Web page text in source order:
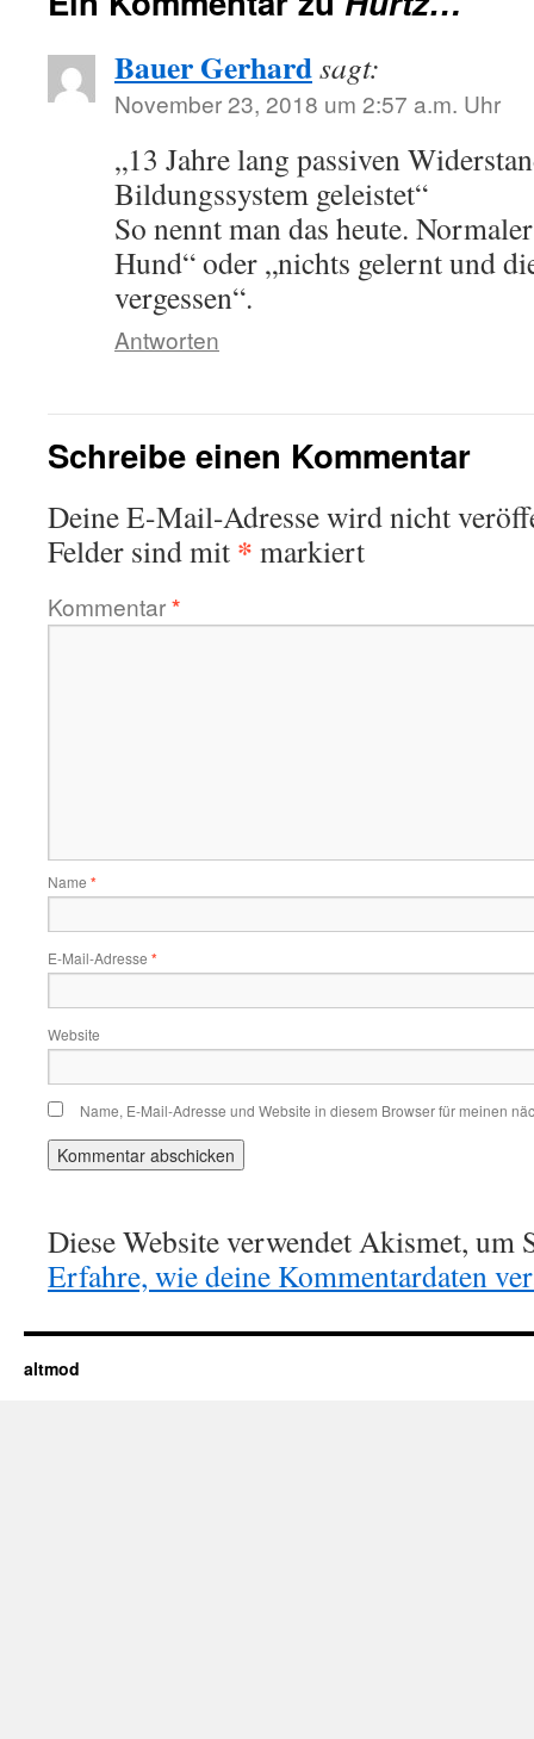
Bauer Gerhardsagt:
November 23, 2018 um 2:57 a.m. Uhr
„13 Jahre lang passiven
Bildungssystem geleistet“
So nennt man das heute.
Hund“ oder „nichts gelernt und
vergessen“.
Antworten
Schreibe einen Kommentar
Deine E-Mail-Adresse wird nicht
Felder sind mit * markiert
Kommentar*
Name *
E-Mail-Adresse *
Website
Name, E-Mail-Adresse und Website in diesem Browser für meinen
Diese Website verwendet Akismet, um
Erfahre, wie deine Kommentardaten
altmod